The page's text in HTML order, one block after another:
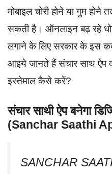
मोबाइल चोरी होने या गुम
सकती है। ऑनलाइन बढ़ रहे
लगाने के लिए सरकार के इस
आइये जानते हैं संचार साथ ऐप
इस्तेमाल कैसे करें?
संचार साथी ऐप बनेगा
(Sanchar Saathi
SANCHAR